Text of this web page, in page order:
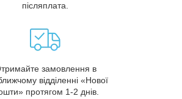
післяплата.
замовлення в
відділенні «Нової
протягом 1-2 днів.